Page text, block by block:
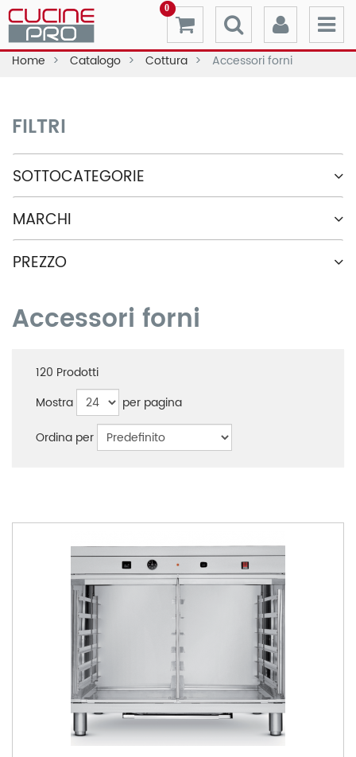
0
Home Catalogo Cottura Accessori forni
FILTRI
SOTTOCATEGORIE
MARCHI
PREZZO
Accessori forni
120 Prodotti
Mostra
per pagina
Ordina per